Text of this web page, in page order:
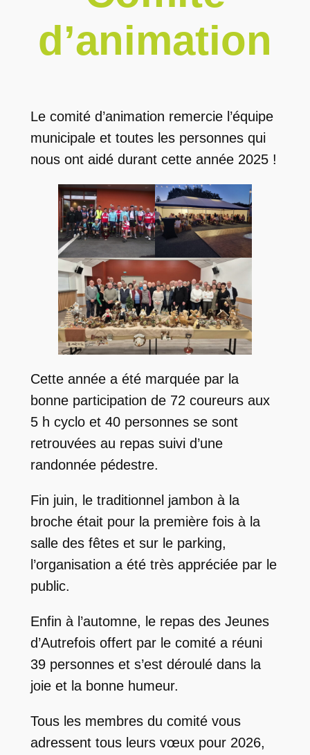
d’animation
Le comité d’animation remercie l’équipe
municipale et toutes les personnes qui
nous ont aidé durant cette année 2025 !
Cette année a été marquée par la
bonne participation de 72 coureurs aux
5 h cyclo et 40 personnes se sont
retrouvées au repas suivi d’une
randonnée pédestre.
Fin juin, le traditionnel jambon à la
broche était pour la première fois à la
salle des fêtes et sur le parking,
l’organisation a été très appréciée par le
public.
Enfin à l’automne, le repas des Jeunes
d’Autrefois offert par le comité a réuni
39 personnes et s’est déroulé dans la
joie et la bonne humeur.
Tous les membres du comité vous
adressent tous leurs vœux pour 2026,